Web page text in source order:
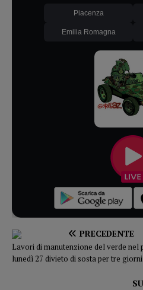
Piacenza
Emilia Romagna
PRECEDENTE
Lavori di manutenzione del verde
lunedì 27 divieto di sosta per tre giorni